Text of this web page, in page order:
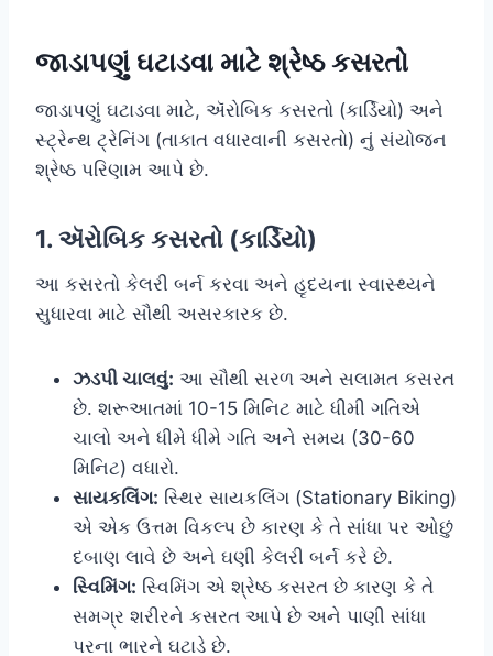
જાડાપણું ઘટાડવા માટે શ્રેષ્ઠ કસરતો
જાડાપણું ઘટાડવા માટે, ઍરોબિક કસરતો (કાર્ડિયો) અને
સ્ટ્રેન્થ ટ્રેનિંગ (તાકાત વધારવાની કસરતો) નું સંયોજન
શ્રેષ્ઠ પરિણામ આપે છે.
1. ઍરોબિક કસરતો (કાર્ડિયો)
આ કસરતો કેલરી બર્ન કરવા અને હૃદયના સ્વાસ્થ્યને
સુધારવા માટે સૌથી અસરકારક છે.
ઝડપી ચાલવું: આ સૌથી સરળ અને સલામત કસરત
છે. શરૂઆતમાં 10-15 મિનિટ માટે ધીમી ગતિએ
ચાલો અને ધીમે ધીમે ગતિ અને સમય (30-60
મિનિટ) વધારો.
સાયકલિંગ: સ્થિર સાયકલિંગ (Stationary Biking)
એ એક ઉત્તમ વિકલ્પ છે કારણ કે તે સાંધા પર ઓછું
દબાણ લાવે છે અને ઘણી કેલરી બર્ન કરે છે.
સ્વિમિંગ: સ્વિમિંગ એ શ્રેષ્ઠ કસરત છે કારણ કે તે
સમગ્ર શરીરને કસરત આપે છે અને પાણી સાંધા
પરના ભારને ઘટાડે છે.